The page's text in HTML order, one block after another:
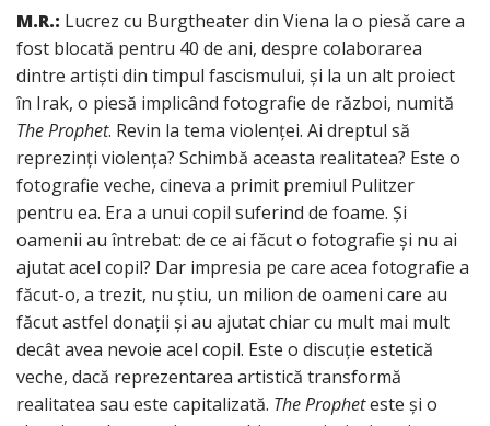
M.R.: Lucrez cu Burgtheater din Viena la o piesă care a
fost blocată pentru 40 de ani, despre colaborarea
dintre artiști din timpul fascismului, și la un alt proiect
în Irak, o piesă implicând fotografie de război, numită
The Prophet. Revin la tema violenței. Ai dreptul să
reprezinți violența? Schimbă aceasta realitatea? Este o
fotografie veche, cineva a primit premiul Pulitzer
pentru ea. Era a unui copil suferind de foame. Și
oamenii au întrebat: de ce ai făcut o fotografie și nu ai
ajutat acel copil? Dar impresia pe care acea fotografie a
făcut-o, a trezit, nu știu, un milion de oameni care au
făcut astfel donații și au ajutat chiar cu mult mai mult
decât avea nevoie acel copil. Este o discuție estetică
veche, dacă reprezentarea artistică transformă
realitatea sau este capitalizată. The Propheteste și o